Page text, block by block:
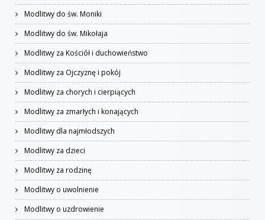
Modlitwy do św. Moniki
Modlitwy do św. Mikołaja
Modlitwy za Kościół i duchowieństwo
Modlitwy za Ojczyznę i pokój
Modlitwy za chorych i cierpiących
Modlitwy za zmarłych i konających
Modlitwy dla najmłodszych
Modlitwy za dzieci
Modlitwy za rodzinę
Modlitwy o uwolnienie
Modlitwy o uzdrowienie